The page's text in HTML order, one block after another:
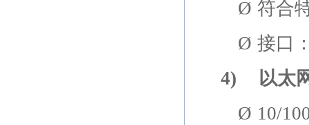
Ø 符合
Ø 接口
4)
以太
Ø 10/